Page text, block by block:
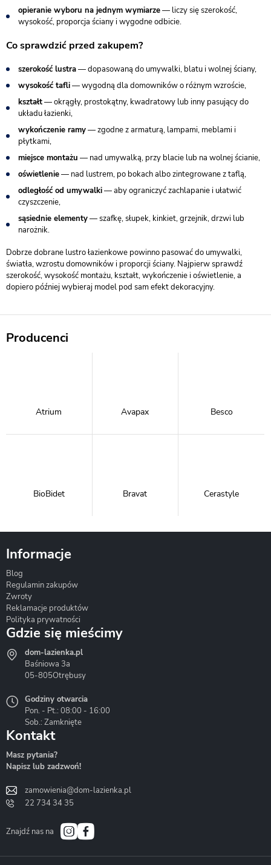
opieranie wyboru na jednym wymiarze— liczy się szerokość,
wysokość, proporcja ściany i wygodne odbicie.
Co sprawdzić przed zakupem?
szerokość lustra— dopasowaną do umywalki, blatu i wolnej ściany,
wysokość tafli— wygodną dla domowników o różnym wzroście,
kształt— okrągły, prostokątny, kwadratowy lub inny pasujący do
układu łazienki,
wykończenie ramy— zgodne z armaturą, lampami, meblami i
płytkami,
miejsce montażu — nad umywalką, przy blacie lub na wolnej ścianie,
oświetlenie— nad lustrem, po bokach albo zintegrowane z taflą,
odległość od umywalki— aby ograniczyć zachlapanie i ułatwić
czyszczenie,
sąsiednie elementy— szafkę, słupek, kinkiet, grzejnik, drzwi lub
narożnik.
Dobrze dobrane lustro łazienkowe powinno pasować do umywalki,
światła, wzrostu domowników i proporcji ściany. Najpierw sprawdź
szerokość, wysokość montażu, kształt, wykończenie i oświetlenie, a
dopiero później wybieraj model pod sam efekt dekoracyjny.
Producenci
Atrium Avapax Besco
BioBidet Bravat Cerastyle
Hydrostop
Liveno
Bath&Spa
Informacje
Blog
Regulamin zakupów
Zwroty
Reklamacje produktów
Polityka prywatności
Gdzie się mieścimy
dom-lazienka.pl
Baśniowa 3a
05-805Otrębusy
Godziny otwarcia
Pon. - Pt.: 08:00 - 16:00
Sob.: Zamknięte
Kontakt
Masz pytania?
Napisz lub zadzwoń!
zamowienia@dom-lazienka.pl
22 734 34 35
Znajdź nas na